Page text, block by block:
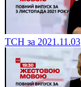
ТСН за 2021.11.03